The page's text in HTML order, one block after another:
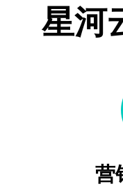
星河
营